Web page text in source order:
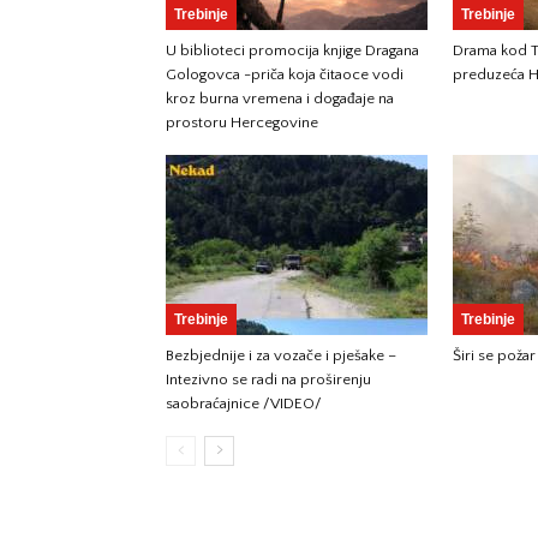
Trebinje
U biblioteci promocija knjige Dragana
Gologovca -priča koja čitaoce vodi
kroz burna vremena i događaje na
prostoru Hercegovine
Trebinje
Drama kod
preduzeća
Trebinje
Bezbjednije i za vozače i pješake –
Intezivno se radi na proširenju
saobraćajnice /VIDEO/
Trebinje
Širi se